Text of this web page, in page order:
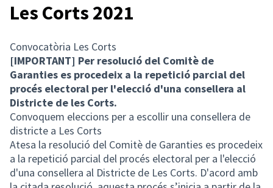
Les Corts 2021
Convocatòria Les Corts
[IMPORTANT] Per resolució del Comitè de
Garanties es procedeix a la repetició parcial del
procés electoral per l'elecció d'una consellera al
Districte de les Corts.
Convoquem eleccions per a escollir una consellera de
districte a Les Corts
Atesa la resolució del Comitè de Garanties es procedeix
a la repetició parcial del procés electoral per a l'elecció
d'una consellera al Districte de Les Corts. D'acord amb